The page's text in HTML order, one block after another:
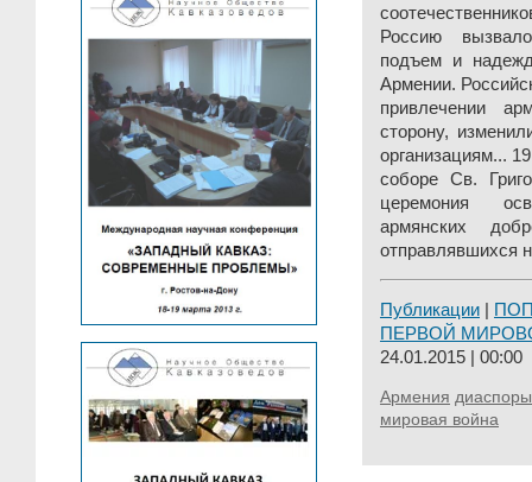
Россию
подъем и
Армении.
привлечении
сторону,
организациям...
соборе Св.
церемония
армянских
отправлявшихся
Публикации
ПЕРВОЙ
24.01.2015 | 00:00
Армения диаспоры
мировая война